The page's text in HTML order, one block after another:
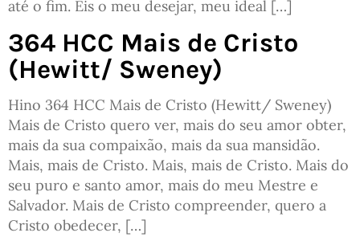
até o fim. Eis o meu desejar, meu ideal […]
364 HCC Mais de Cristo
(Hewitt/ Sweney)
Hino 364 HCC Mais de Cristo (Hewitt/ Sweney)
Mais de Cristo quero ver, mais do seu amor obter,
mais da sua compaixão, mais da sua mansidão.
Mais, mais de Cristo. Mais, mais de Cristo. Mais do
seu puro e santo amor, mais do meu Mestre e
Salvador. Mais de Cristo compreender, quero a
Cristo obedecer, […]